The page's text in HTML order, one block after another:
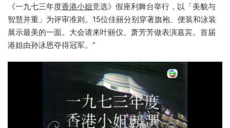
《一九七三年度香港小姐竞选》假座利舞台举行，以「美貌与
智慧并重」为评审准则。15位佳丽分别穿著旗袍、便装和泳装
展示最美的一面。大会请来叶丽仪、萧芳芳做表演嘉宾。首届
港姐由孙泳恩夺得冠军。”